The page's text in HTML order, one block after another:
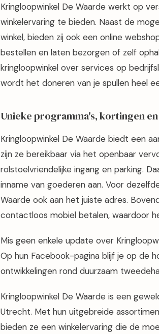
Kringloopwinkel De Waarde werkt op
winkelervaring te bieden. Naast de
winkel, bieden zij ook een online
bestellen en laten bezorgen of zelf
kringloopwinkel over services op
wordt het doneren van je spullen heel
Unieke programma's, kortingen
Kringloopwinkel De Waarde biedt een
zijn ze bereikbaar via het openbaar
rolstoelvriendelijke ingang en parking.
inname van goederen aan. Voor
Waarde ook aan het juiste adres.
contactloos mobiel betalen, waardoor
Mis geen enkele update over
Op hun Facebook-pagina blijf je op de
ontwikkelingen rond duurzaam
Kringloopwinkel De Waarde is een
Utrecht. Met hun uitgebreide
bieden ze een winkelervaring die de